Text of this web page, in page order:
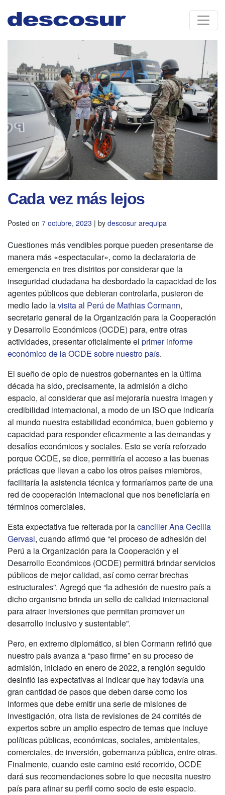
content
Cada vez más lejos
Posted on 7 octubre, 2023 | by descosur arequipa
Cuestiones más vendibles porque pueden presentarse de
manera más «espectacular», como la declaratoria de
emergencia en tres distritos por considerar que la
inseguridad ciudadana ha desbordado la capacidad de los
agentes públicos que debieran controlarla, pusieron de
medio lado lavisita al Perú de Mathias Cormann,
secretario general de la Organización para la Cooperación
y Desarrollo Económicos (OCDE) para, entre otras
actividades, presentar oficialmente el primer informe
económico de la OCDE sobre nuestro país.
El sueño de opio de nuestros gobernantes en la última
década ha sido, precisamente, la admisión a dicho
espacio, al considerar que así mejoraría nuestra imagen y
credibilidad internacional, a modo de un ISO que indicaría
al mundo nuestra estabilidad económica, buen gobierno y
capacidad para responder eficazmente a las demandas y
desafíos económicos y sociales. Esto se vería reforzado
porque OCDE, se dice, permitiría el acceso a las buenas
prácticas que llevan a cabo los otros países miembros,
facilitaría la asistencia técnica y formaríamos parte de una
red de cooperación internacional que nos beneficiaría en
términos comerciales.
Esta expectativa fue reiterada por lacanciller Ana Cecilia
Gervasi, cuando afirmó que “el proceso de adhesión del
Perú a la Organización para la Cooperación y el
Desarrollo Económicos (OCDE) permitirá brindar servicios
públicos de mejor calidad, así como cerrar brechas
estructurales”. Agregó que “la adhesión de nuestro país a
dicho organismo brinda un sello de calidad internacional
para atraer inversiones que permitan promover un
desarrollo inclusivo y sustentable”.
Pero, en extremo diplomático, si bien Cormann refirió que
nuestro país avanza a “paso firme” en su proceso de
admisión, iniciado en enero de 2022, a renglón seguido
desinfló las expectativas al indicar que hay todavía una
gran cantidad de pasos que deben darse como los
informes que debe emitir una serie de misiones de
investigación, otra lista de revisiones de 24 comités de
expertos sobre un amplio espectro de temas que incluye
políticas públicas, económicas, sociales, ambientales,
comerciales, de inversión, gobernanza pública, entre otras.
Finalmente, cuando este camino esté recorrido, OCDE
dará sus recomendaciones sobre lo que necesita nuestro
país para afinar su perfil como socio de este espacio.